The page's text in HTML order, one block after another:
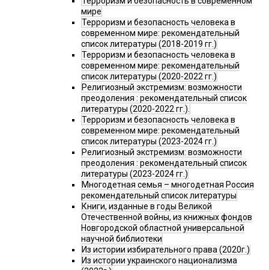
мире
Терроризм и безопасность человека в
современном мире: рекомендательный
список литературы (2018-2019 гг.)
Терроризм и безопасность человека в
современном мире: рекомендательный
список литературы (2020-2022 гг.)
Религиозный экстремизм: возможности
преодоления : рекомендательный список
литературы (2020-2022 гг.).
Терроризм и безопасность человека в
современном мире: рекомендательный
список литературы (2023-2024 гг.)
Религиозный экстремизм: возможности
преодоления : рекомендательный список
литературы (2023-2024 гг.)
Многодетная семья – многодетная Россия
рекомендательный список литературы
Книги, изданные в годы Великой
Отечественной войны, из книжных фондов
Новгородской областной универсальной
научной библиотеки
Из истории избирательного права (2020г.)
Из истории украинского национализма